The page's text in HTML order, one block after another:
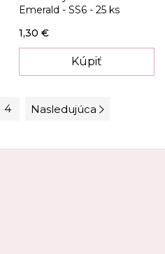
Emerald - SS6 - 25 ks
1,30 €
Kúpiť
4 Nasledujúca